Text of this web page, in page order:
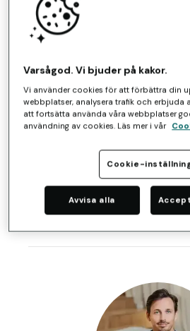
Varsågod. Vi bjuder på kakor.
Vi använder cookies för att förbättra din
webbplatser, analysera trafik och erbjuda
att fortsätta använda våra webbplatser
användning av cookies. Läs mer i vår
Cookie-
Avvisa alla